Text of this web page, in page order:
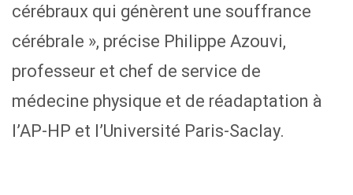
cérébraux qui génèrent une souffrance
cérébrale », précise Philippe Azouvi,
professeur et chef de service de
médecine physique et de réadaptation à
l’AP-HP et l’Université Paris-Saclay.